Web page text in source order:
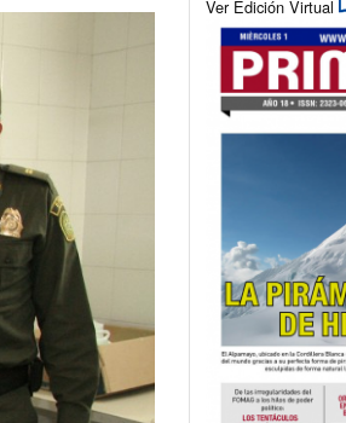
Ver Edición Virtual